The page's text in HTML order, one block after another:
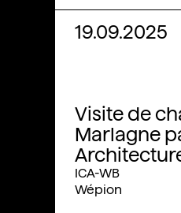
19.09.2025
Visite de
Marlagne
ICA-WB
Wépion